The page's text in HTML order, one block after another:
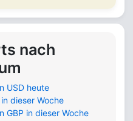
nach
USD heute
dieser Woche
GBP in dieser Woche